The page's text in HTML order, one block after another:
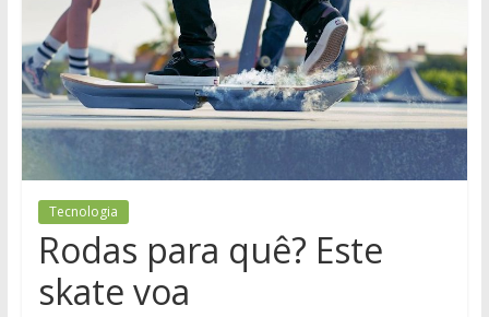
Tecnologia
Rodas para quê? Este
skate voa